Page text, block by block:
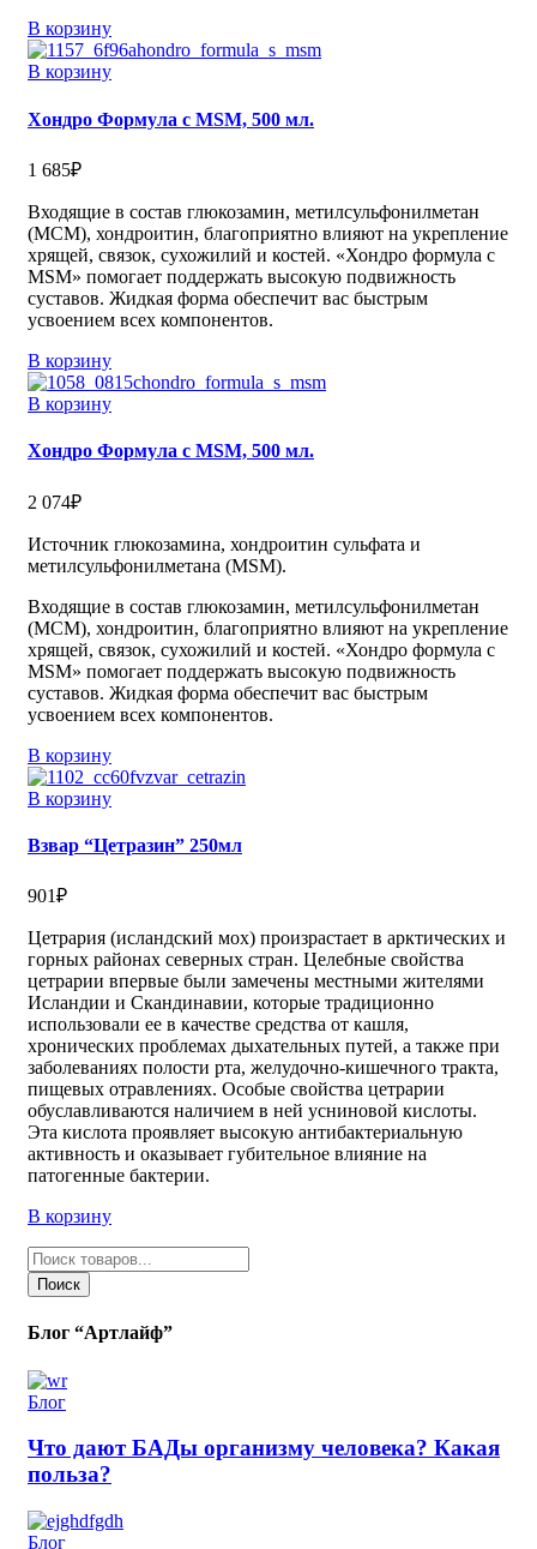
В корзину
В корзину
Хондро Формула с MSM, 500 мл.
1 685₽
Входящие в состав глюкозамин, метилсульфонилметан
(МСМ), хондроитин, благоприятно влияют на укрепление
хрящей, связок, сухожилий и костей. «Хондро формула с
MSM» помогает поддержать высокую подвижность
суставов. Жидкая форма обеспечит вас быстрым
усвоением всех компонентов.
В корзину
В корзину
Хондро Формула с MSM, 500 мл.
2 074₽
Источник глюкозамина, хондроитин сульфата и
метилсульфонилметана (MSM).
Входящие в состав глюкозамин, метилсульфонилметан
(МСМ), хондроитин, благоприятно влияют на укрепление
хрящей, связок, сухожилий и костей. «Хондро формула с
MSM» помогает поддержать высокую подвижность
суставов. Жидкая форма обеспечит вас быстрым
усвоением всех компонентов.
В корзину
В корзину
Взвар “Цетразин” 250мл
901₽
Цетрария (исландский мох) произрастает в арктических и
горных районах северных стран. Целебные свойства
цетрарии впервые были замечены местными жителями
Исландии и Скандинавии, которые традиционно
использовали ее в качестве средства от кашля,
хронических проблемах дыхательных путей, а также при
заболеваниях полости рта, желудочно-кишечного тракта,
пищевых отравлениях. Особые свойства цетрарии
обуславливаются наличием в ней усниновой кислоты.
Эта кислота проявляет высокую антибактериальную
активность и оказывает губительное влияние на
патогенные бактерии.
В корзину
товаров
Поиск
Блог “Артлайф”
Блог
Что дают БАДы организму человека? Какая
польза?
Блог